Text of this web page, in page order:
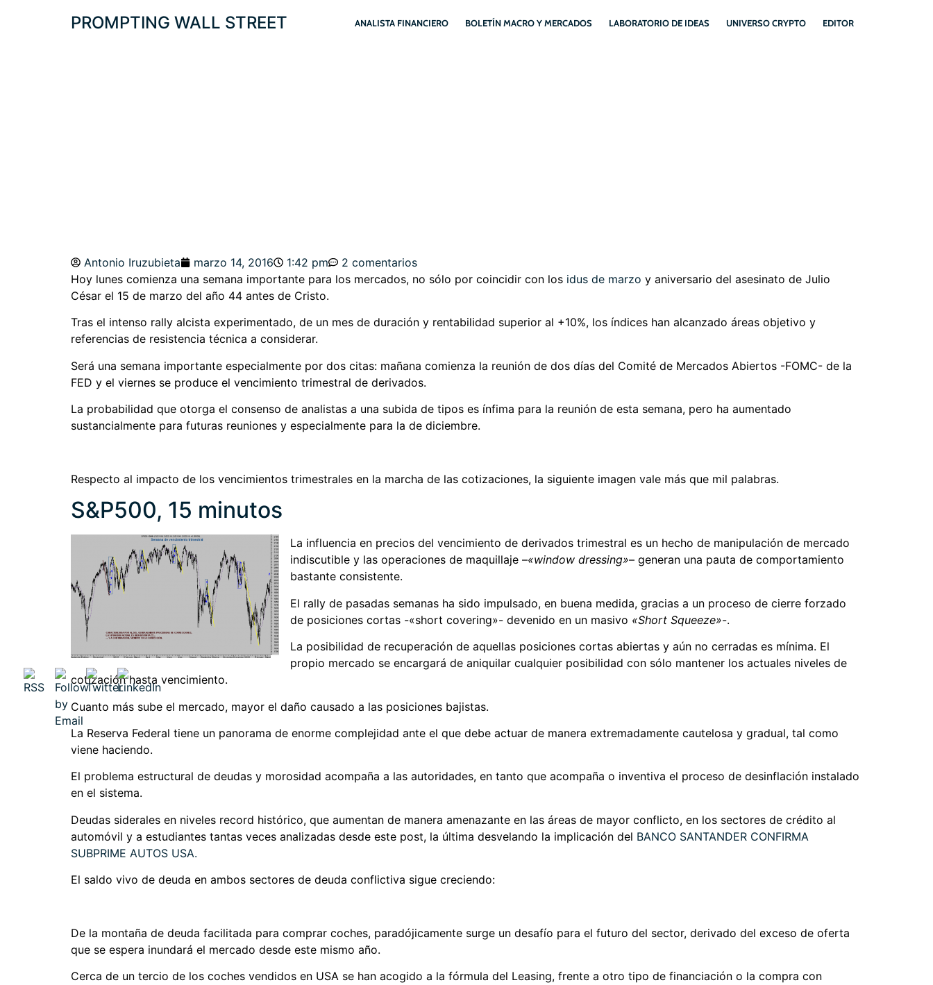
PROMPTING WALL STREET ANALISTA FINANCIERO BOLETÍN MACRO Y MERCADOS LABORATORIO DE IDEAS UNIVERSO CRYPTO EDITOR
Antonio Iruzubieta marzo 14, 2016 1:42 pm
2 comentarios
Hoy lunes comienza una semana importante para los mercados, no sólo por coincidir con los idus de marzo y aniversario del asesinato de Julio
César el 15 de marzo del año 44 antes de Cristo.
Tras el intenso rally alcista experimentado, de un mes de duración y rentabilidad superior al +10%, los índices han alcanzado áreas objetivo y
referencias de resistencia técnica a considerar.
Será una semana importante especialmente por dos citas: mañana comienza la reunión de dos días del Comité de Mercados Abiertos -FOMC- de la
FED y el viernes se produce el vencimiento trimestral de derivados.
La probabilidad que otorga el consenso de analistas a una subida de tipos es ínfima para la reunión de esta semana, pero ha aumentado
sustancialmente para futuras reuniones y especialmente para la de diciembre.
Respecto al impacto de los vencimientos trimestrales en la marcha de las cotizaciones, la siguiente imagen vale más que mil palabras.
S&P500, 15 minutos
La influencia en precios del vencimiento de derivados trimestral es un hecho de manipulación de mercado
indiscutible y las operaciones de maquillaje –«window dressing»– generan una pauta de comportamiento
bastante consistente.
El rally de pasadas semanas ha sido impulsado, en buena medida, gracias a un proceso de cierre forzado
de posiciones cortas -«short covering»- devenido en un masivo «Short Squeeze»-.
La posibilidad de recuperación de aquellas posiciones cortas abiertas y aún no cerradas es mínima. El
propio mercado se encargará de aniquilar cualquier posibilidad con sólo mantener los actuales niveles de
cotización hasta vencimiento.
Cuanto más sube el mercado, mayor el daño causado a las posiciones bajistas.
La Reserva Federal tiene un panorama de enorme complejidad ante el que debe actuar de manera extremadamente cautelosa y gradual, tal como
viene haciendo.
El problema estructural de deudas y morosidad acompaña a las autoridades, en tanto que acompaña o inventiva el proceso de desinflación instalado
en el sistema.
Deudas siderales en niveles record histórico, que aumentan de manera amenazante en las áreas de mayor conflicto, en los sectores de crédito al
automóvil y a estudiantes tantas veces analizadas desde este post, la última desvelando la implicación del BANCO SANTANDER CONFIRMA
SUBPRIME AUTOS USA.
El saldo vivo de deuda en ambos sectores de deuda conflictiva sigue creciendo:
De la montaña de deuda facilitada para comprar coches, paradójicamente surge un desafío para el futuro del sector, derivado del exceso de oferta
que se espera inundará el mercado desde este mismo año.
Cerca de un tercio de los coches vendidos en USA se han acogido a la fórmula del Leasing, frente a otro tipo de financiación o la compra con